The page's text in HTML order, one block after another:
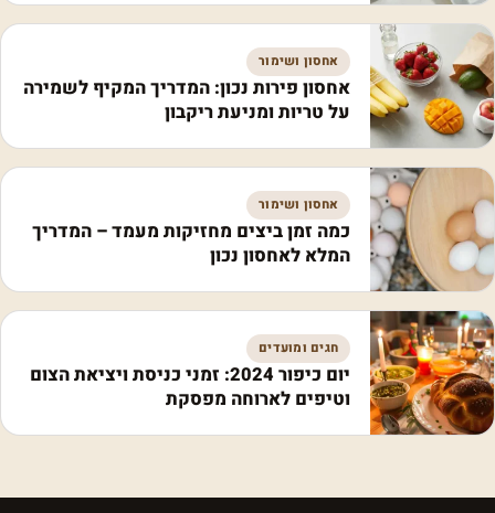
אחסון ושימור
אחסון פירות נכון: המדריך המקיף לשמירה
על טריות ומניעת ריקבון
אחסון ושימור
כמה זמן ביצים מחזיקות מעמד – המדריך
המלא לאחסון נכון
חגים ומועדים
יום כיפור 2024: זמני כניסת ויציאת הצום
וטיפים לארוחה מפסקת